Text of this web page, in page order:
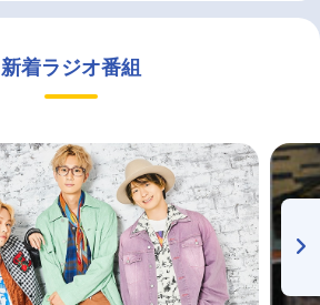
新着ラジオ番組